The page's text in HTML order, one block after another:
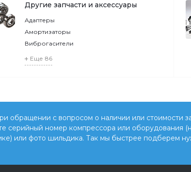
Другие запчасти и аксессуары
Адаптеры
Амортизаторы
Виброгасители
Еще 86
обращении с вопросом о наличии или стоимости
серийный номер компрессора или оборудования
или фото шильдика. Так мы быстрее подберем